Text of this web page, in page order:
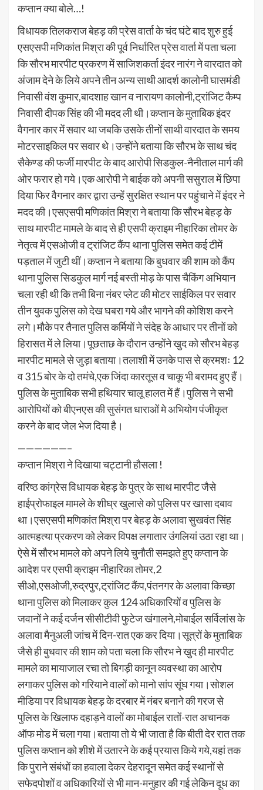
कप्तान क्या बोले…!
विधायक तिलकराज बेहड़ की प्रेस वार्ता के चंद घंटे बाद शुरु हुई
एसएसपी मणिकांत मिश्रा की पूर्व निर्धारित प्रेस वार्ता में पता चला
कि सौरभ मारपीट प्रकरण में साजिशकर्ता इंदर नारंग ने वारदात को
अंजाम देने के लिये अपने तीन अन्य साथी आदर्श कालोनी घासमंडी
निवासी वंश कुमार,बादशाह खान व नारायण कालोनी,ट्रांजिट कैम्प
निवासी दीपक सिंह की भी मदद ली थी।कप्तान के मुताबिक इंदर
वैगनार कार में सवार था जबकि उसके तीनों साथी वारदात के समय
मोटरसाइकिल पर सवार थे।उन्होंने बताया कि सौरभ के साथ चंद
सैकेण्ड की फर्जी मारपीट के बाद आरोपी सिडकुल-नैनीताल मार्ग की
ओर फरार हो गये।एक आरोपी ने बाईक को अपनी ससुराल में छिपा
दिया फिर वैैगनार कार द्वारा उन्हें सुरक्षित स्थान पर पहुंचाने में इंदर ने
मदद की।एसएसपी मणिकांत मिश्रा ने बताया कि सौरभ बेहड़ के
साथ मारपीट मामले के बाद से ही एसपी क्राइम नीहारिका तोमर के
नेतृत्व में एसओजी व ट्रांजिट कैंप थाना पुलिस समेत कई टीमें
पड़ताल में जुटी थीं।कप्तान ने बताया कि बुधवार की शाम को कैंप
थाना पुलिस सिडकुल मार्ग नई बस्ती मोड़ के पास चैकिंग अभियान
चला रही थी कि तभी बिना नंबर प्लेट की मोटर साईकिल पर सवार
तीन युवक पुलिस को देख घबरा गये और भागने की कोशिश करने
लगे।मौके पर तैनात पुलिस कर्मियों ने संदेह के आधार पर तीनों को
हिरासत में ले लिया।पूछताछ के दौरान उन्होंने खुद को सौरभ बेहड़
मारपीट मामले से जुड़ा बताया।तलाशी में उनके पास से क्रमशः 12
व 315 बोर के दो तमंचे,एक जिंदा कारतूस व चाकू भी बरामद हुए हैं।
पुलिस के मुताबिक सभी हथियार चालू हालत में हैं।पुलिस ने सभी
आरोपियों को बीएनएस की सुसंगत धाराओं मे अभियोग पंजीकृत
करने के बाद जेल भेज दिया है।
——————–
कप्तान मिश्रा ने दिखाया चट्टानी हौसला !
वरिष्ठ कांग्रेस विधायक बेहड़ के पुत्र के साथ मारपीट जैसे
हाईप्रोफाइल मामले के शीघ्र खुलासे को पुलिस पर खासा दबाव
था।एसएसपी मणिकांत मिश्रा पर बेहड़ के अलावा सुखवंत सिंह
आत्महत्या प्रकरण को लेकर विपक्ष लगातार उंगलियां उठा रहा था।
ऐसे में सौरभ मामले को अपने लिये चुनौती समझते हुए कप्तान के
आदेश पर एसपी क्राइम नीहारिका तोमर,2
सीओ,एसओजी,रुद्रपुर,ट्रांजिट कैंप,पंतनगर के अलावा किच्छा
थाना पुलिस को मिलाकर कुल 124 अधिकारियों व पुलिस के
जवानों ने कई दर्जन सीसीटीवी फुटेज खंगालने,मोबाईल सर्विलांस के
अलावा मैनुअली जांच में दिन-रात एक कर दिया।सूत्रों के मुताबिक
जैसे ही बुधवार की शाम को पता चला कि सौरभ ने खुद ही मारपीट
मामले का मायाजाल रचा तो बिगड़ी कानून व्यवस्था का आरोप
लगाकर पुलिस को गरियाने वालों को मानो सांप सूंघ गया।सोशल
मीडिया पर विधायक बेहड़ के दरबार में नंबर बनाने की गरज से
पुलिस के खिलाफ दहाड़ने वालों का मोबाईल रातों-रात अचानक
ऑफ मोड में चला गया।बताया तो ये भी जाता है कि बीती देर रात तक
पुलिस कप्तान को शीशे में उतारने के कई प्रयास किये गये,यहां तक
कि पुराने संबंधों का हवाला देकर देहरादून समेत कई स्थानों से
सफेदपोशों व अधिकारियों से भी मान-मनुहार की गई लेकिन दूध का